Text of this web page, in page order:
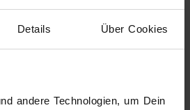
Details Über Cookies
andere Technologien, um Dein